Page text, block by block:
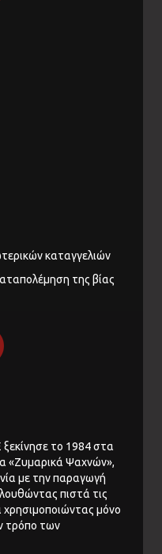
καταγγελιών
της βίας
το 1984 στα
«Ζυμαρικά Ψαχνών»,
με την παραγωγή
πιστά τις
μόνο
τρόπο των